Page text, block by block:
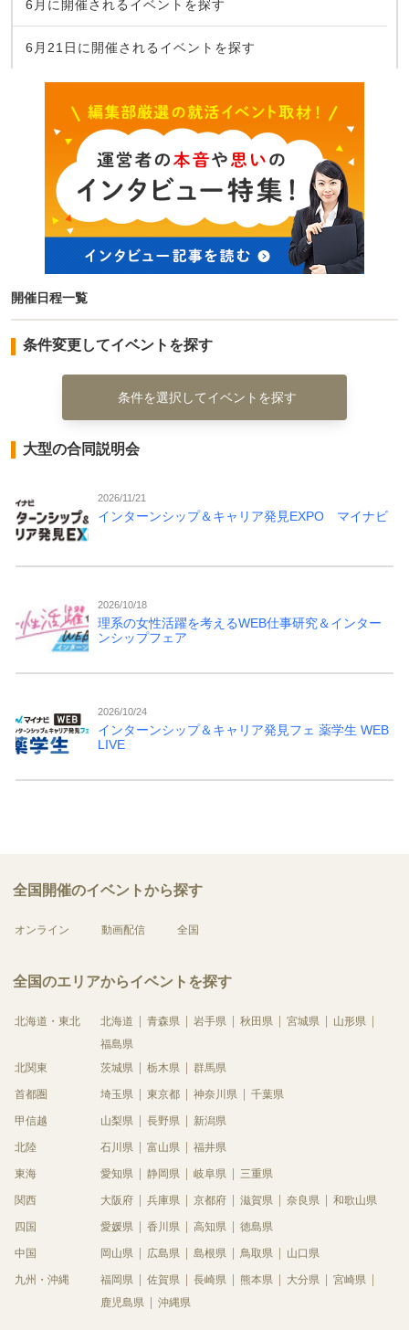
6月に開催されるイベントを探す
6月21日に開催されるイベントを探す
開催日程一覧
条件変更してイベントを探す
条件を選択してイベントを探す
大型の合同説明会
2026/11/21
インターンシップ＆キャリア発見EXPO マイナビ
2026/10/18
理系の女性活躍を考えるWEB仕事研究＆インター
ンシップフェア
2026/10/24
インターンシップ＆キャリア発見フェ 薬学生 WEB
LIVE
全国開催のイベントから探す
オンライン 動画配信 全国
全国のエリアからイベントを探す
北海道・東北 北海道 青森県 岩手県 秋田県 宮城県
山形県
福島県
北関東
茨城県 栃木県 群馬県
首都圏 埼玉県 東京都 神奈川県 千葉県
甲信越 山梨県 長野県 新潟県
北陸 石川県 富山県 福井県
東海 愛知県 静岡県 岐阜県 三重県
関西 大阪府 兵庫県 京都府 滋賀県 奈良県 和歌山県
四国 愛媛県 香川県 高知県 徳島県
中国 岡山県 広島県 島根県 鳥取県 山口県
九州・沖縄 福岡県 佐賀県 長崎県 熊本県 大分県
宮崎県
鹿児島県
沖縄県